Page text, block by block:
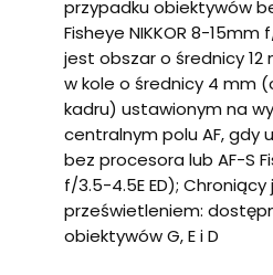
przypadku obiektywów
Fisheye NIKKOR 8-15mm
jest obszar o średnicy
w kole o średnicy 4 mm
kadru) ustawionym na
centralnym polu AF, gdy
bez procesora lub AF-S
f/3.5-4.5E ED);
prześwietleniem:
obiektywów G, E i D